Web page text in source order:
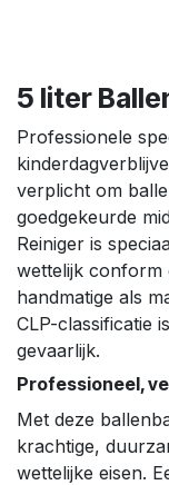
5 liter
Professionele
verplicht om
goedgekeurde
Reiniger is
wettelijk conform
handmatige als
CLP-classificatie
gevaarlijk.
Professioneel,
Met deze
krachtige,
wettelijke eisen.